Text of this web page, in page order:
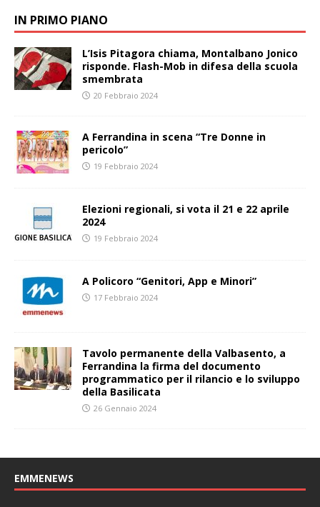
IN PRIMO PIANO
L’Isis Pitagora chiama, Montalbano Jonico
risponde. Flash-Mob in difesa della scuola
smembrata
20 Febbraio 2024
A Ferrandina in scena “Tre Donne in
pericolo”
19 Febbraio 2024
Elezioni regionali, si vota il 21 e 22 aprile
2024
19 Febbraio 2024
A Policoro “Genitori, App e Minori”
17 Febbraio 2024
Tavolo permanente della Valbasento, a
Ferrandina la firma del documento
programmatico per il rilancio e lo sviluppo
della Basilicata
26 Gennaio 2024
EMMENEWS